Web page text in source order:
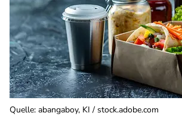
Quelle: abangaboy, KI / stock.adobe.com